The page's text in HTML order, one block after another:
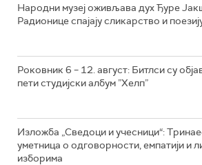
Народни музеј оживљава дух Ђуре
Радионице спајају сликарство и
Роковник 6 – 12. август: Битлси су
пети студијски албум ”Хелп”
Изложба „Сведоци и учесници“:
уметница о одговорности, емпатији и
изборима